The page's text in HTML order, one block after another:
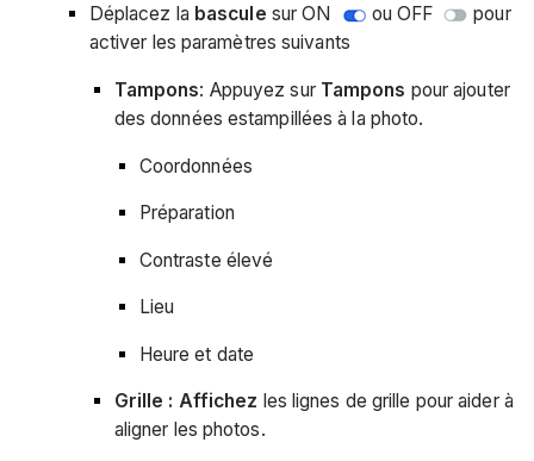
Déplacez la bascule sur ON ou OFF
pour
activer les paramètres suivants
Tampons: Appuyez sur Tampons pour ajouter
des données estampillées à la photo.
Coordonnées
Préparation
Contraste élevé
Lieu
Heure et date
Grille : Affichez les lignes de grille pour aider à
aligner les photos.